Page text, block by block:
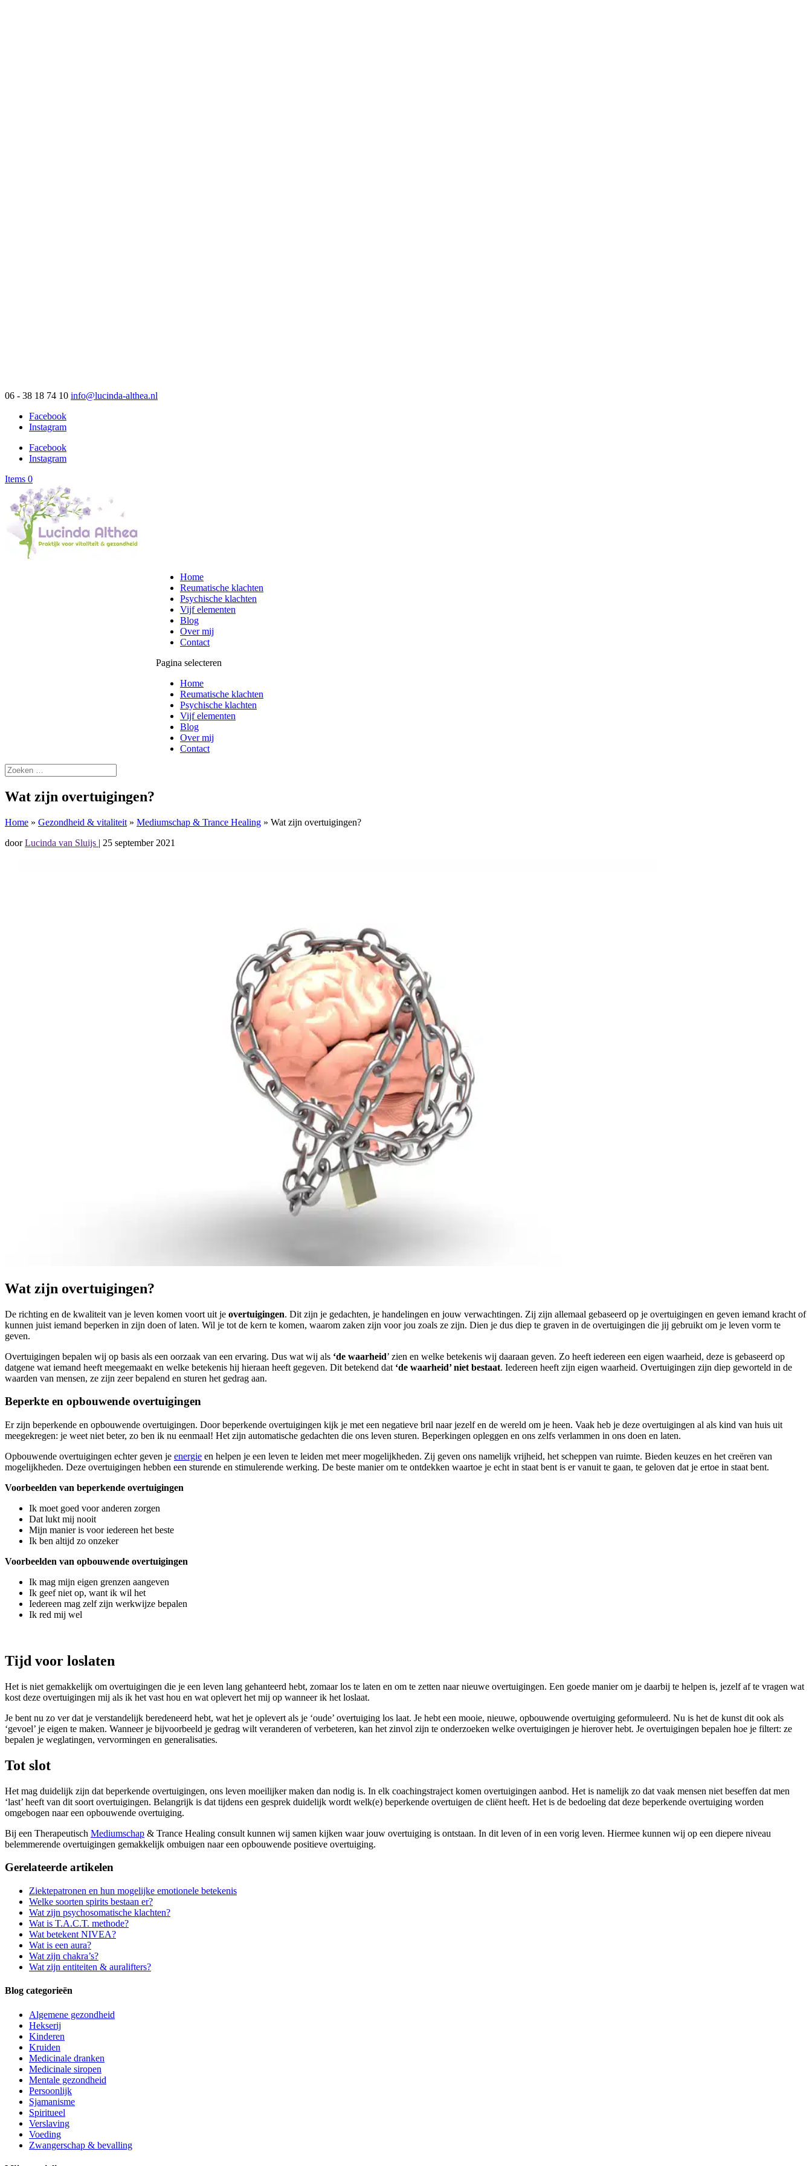
06 - 38 18 74 10 info@lucinda-althea.nl
Facebook
Instagram
Facebook
Instagram
Items 0
Home
Reumatische klachten
Psychische klachten
Vijf elementen
Blog
Over mij
Contact
Pagina selecteren
Home
Reumatische klachten
Psychische klachten
Vijf elementen
Blog
Over mij
Contact
Wat zijn overtuigingen?
Home » Gezondheid & vitaliteit » Mediumschap & Trance Healing » Wat zijn overtuigingen?
doorLucinda van Sluijs | 25 september 2021
Wat zijn overtuigingen?
De richting en de kwaliteit van je leven komen voort uit je overtuigingen. Dit zijn je gedachten, je handelingen en jouw verwachtingen. Zij zijn allemaal gebaseerd op je overtuigingen en geven iemand kracht of
kunnen juist iemand beperken in zijn doen of laten. Wil je tot de kern te komen, waarom zaken zijn voor jou zoals ze zijn. Dien je dus diep te graven in de overtuigingen die jij gebruikt om je leven vorm te
geven.
Overtuigingen bepalen wij op basis als een oorzaak van een ervaring. Dus wat wij als ‘de waarheid’ zien en welke betekenis wij daaraan geven. Zo heeft iedereen een eigen waarheid, deze is gebaseerd op
datgene wat iemand heeft meegemaakt en welke betekenis hij hieraan heeft gegeven. Dit betekend dat ‘de waarheid’ niet bestaat. Iedereen heeft zijn eigen waarheid. Overtuigingen zijn diep geworteld in de
waarden van mensen, ze zijn zeer bepalend en sturen het gedrag aan.
Beperkte en opbouwende overtuigingen
Er zijn beperkende en opbouwende overtuigingen. Door beperkende overtuigingen kijk je met een negatieve bril naar jezelf en de wereld om je heen. Vaak heb je deze overtuigingen al als kind van huis uit
meegekregen: je weet niet beter, zo ben ik nu eenmaal! Het zijn automatische gedachten die ons leven sturen. Beperkingen opleggen en ons zelfs verlammen in ons doen en laten.
Opbouwende overtuigingen echter geven je energie en helpen je een leven te leiden met meer mogelijkheden. Zij geven ons namelijk vrijheid, het scheppen van ruimte. Bieden keuzes en het creëren van
mogelijkheden. Deze overtuigingen hebben een sturende en stimulerende werking. De beste manier om te ontdekken waartoe je echt in staat bent is er vanuit te gaan, te geloven dat je ertoe in staat bent.
Voorbeelden van beperkende overtuigingen
Ik moet goed voor anderen zorgen
Dat lukt mij nooit
Mijn manier is voor iedereen het beste
Ik ben altijd zo onzeker
Voorbeelden van opbouwende overtuigingen
Ik mag mijn eigen grenzen aangeven
Ik geef niet op, want ik wil het
Iedereen mag zelf zijn werkwijze bepalen
Ik red mij wel
Tijd voor loslaten
Het is niet gemakkelijk om overtuigingen die je een leven lang gehanteerd hebt, zomaar los te laten en om te zetten naar nieuwe overtuigingen. Een goede manier om je daarbij te helpen is, jezelf af te vragen wat
kost deze overtuigingen mij als ik het vast hou en wat oplevert het mij op wanneer ik het loslaat.
Je bent nu zo ver dat je verstandelijk beredeneerd hebt, wat het je oplevert als je ‘oude’ overtuiging los laat. Je hebt een mooie, nieuwe, opbouwende overtuiging geformuleerd. Nu is het de kunst dit ook als
‘gevoel’ je eigen te maken. Wanneer je bijvoorbeeld je gedrag wilt veranderen of verbeteren, kan het zinvol zijn te onderzoeken welke overtuigingen je hierover hebt. Je overtuigingen bepalen hoe je filtert: ze
bepalen je weglatingen, vervormingen en generalisaties.
Tot slot
Het mag duidelijk zijn dat beperkende overtuigingen, ons leven moeilijker maken dan nodig is. In elk coachingstraject komen overtuigingen aanbod. Het is namelijk zo dat vaak mensen niet beseffen dat men
‘last’ heeft van dit soort overtuigingen. Belangrijk is dat tijdens een gesprek duidelijk wordt welk(e) beperkende overtuigen de cliënt heeft. Het is de bedoeling dat deze beperkende overtuiging worden
omgebogen naar een opbouwende overtuiging.
Bij een Therapeutisch Mediumschap & Trance Healing consult kunnen wij samen kijken waar jouw overtuiging is ontstaan. In dit leven of in een vorig leven. Hiermee kunnen wij op een diepere niveau
belemmerende overtuigingen gemakkelijk ombuigen naar een opbouwende positieve overtuiging.
Gerelateerde artikelen
Ziektepatronen en hun mogelijke emotionele betekenis
Welke soorten spirits bestaan er?
Wat zijn psychosomatische klachten?
Wat is T.A.C.T. methode?
Wat betekent NIVEA?
Wat is een aura?
Wat zijn chakra’s?
Wat zijn entiteiten & auralifters?
Blog categorieën
Algemene gezondheid
Hekserij
Kinderen
Kruiden
Medicinale dranken
Medicinale siropen
Mentale gezondheid
Persoonlijk
Sjamanisme
Spiritueel
Verslaving
Voeding
Zwangerschap & bevalling